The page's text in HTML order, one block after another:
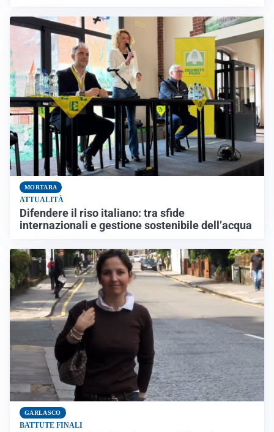
MORTARA
ATTUALITÀ
Difendere il riso italiano: tra sfide
internazionali e gestione sostenibile dell’acqua
GARLASCO
BATTUTE FINALI